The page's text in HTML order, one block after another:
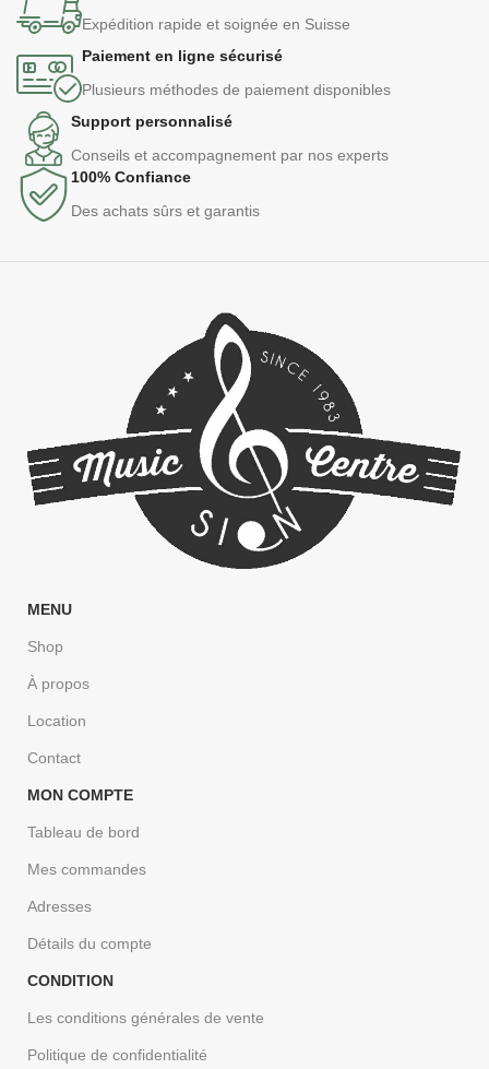
Expédition rapide et soignée en Suisse
Paiement en ligne sécurisé
Plusieurs méthodes de paiement disponibles
Support personnalisé
Conseils et accompagnement par nos experts
100% Confiance
Des achats sûrs et garantis
MENU
Shop
À propos
Location
Contact
MON COMPTE
Tableau de bord
Mes commandes
Adresses
Détails du compte
CONDITION
Les conditions générales de vente
Politique de confidentialité